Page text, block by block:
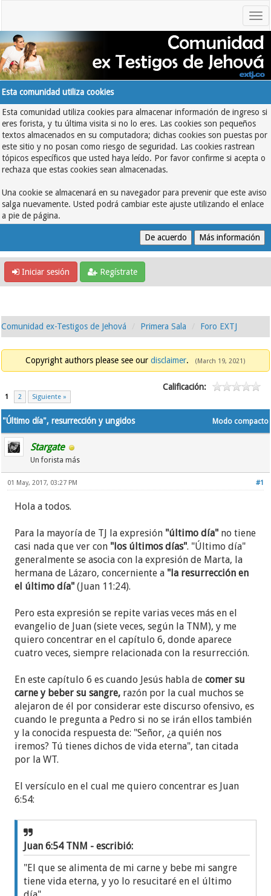
Esta comunidad utiliza cookies
Esta comunidad utiliza cookies para almacenar información de ingreso si
eres forista, y tu última visita si no lo eres. Las cookies son pequeños
textos almacenados en su computadora; dichas cookies son puestas por
este sitio y no posan como riesgo de seguridad. Las cookies rastrean
tópicos específicos que usted haya leído. Por favor confirme si acepta o
rechaza que estas cookies sean almacenadas.
Una cookie se almacenará en su navegador para prevenir que este aviso
salga nuevamente. Usted podrá cambiar este ajuste utilizando el enlace
a pie de página.
Iniciar sesión Regístrate
Comunidad ex-Testigos de Jehová Primera Sala Foro EXTJ
Copyright authors please see our disclaimer. (March 19, 2021)
1 2 Siguiente »
Calificación:
Modo compacto
"Último día", resurrección y ungidos
Stargate
Un forista más
#1
01 May, 2017, 03:27 PM
Hola a todos.
Para la mayoría de TJ la expresión "último día" no tiene
casi nada que ver con "los últimos días". "Último día"
generalmente se asocia con la expresión de Marta, la
hermana de Lázaro, concerniente a "la resurrección en
el último día"(Juan 11:24).
Pero esta expresión se repite varias veces más en el
evangelio de Juan (siete veces, según la TNM), y me
quiero concentrar en el capítulo 6, donde aparece
cuatro veces, siempre relacionada con la resurrección.
En este capítulo 6 es cuando Jesús habla decomer su
carne y beber su sangre, razón por la cual muchos se
alejaron de él por considerar este discurso ofensivo, es
cuando le pregunta a Pedro si no se irán ellos también
y la conocida respuesta de: "Señor, ¿a quién nos
iremos? Tú tienes dichos de vida eterna", tan citada
por la WT.
El versículo en el cual me quiero concentrar es Juan
6:54:
Juan 6:54 TNM - escribió:
"El que se alimenta de mi carne y bebe mi sangre
tiene vida eterna, y yo lo resucitaré en el último